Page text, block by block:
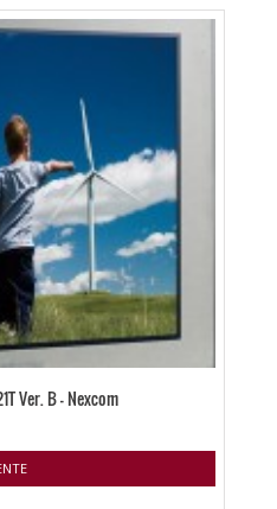
Ver. B – Nexcom